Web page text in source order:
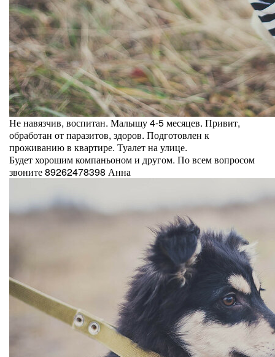
Не навязчив, воспитан. Малышу 4-5 месяцев. Привит,
обработан от паразитов, здоров. Подготовлен к
проживанию в квартире. Туалет на улице.
Будет хорошим компаньоном и другом. По всем вопросом
звоните 89262478398 Анна